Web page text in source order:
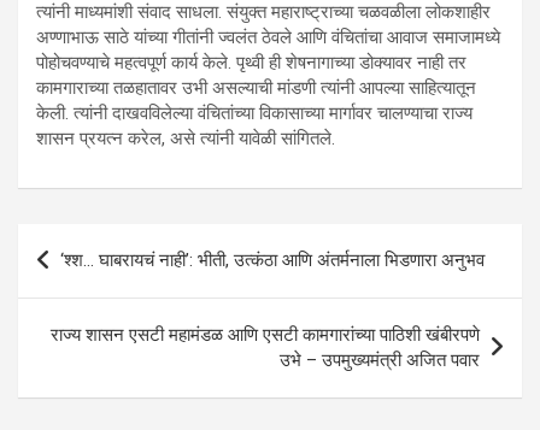
त्यांनी माध्यमांशी संवाद साधला. संयुक्त महाराष्ट्राच्या चळवळीला लोकशाहीर
अण्णाभाऊ साठे यांच्या गीतांनी ज्वलंत ठेवले आणि वंचितांचा आवाज समाजामध्ये
पोहोचवण्याचे महत्वपूर्ण कार्य केले. पृथ्वी ही शेषनागाच्या डोक्यावर नाही तर
कामगाराच्या तळहातावर उभी असल्याची मांडणी त्यांनी आपल्या साहित्यातून
केली. त्यांनी दाखवविलेल्या वंचितांच्या विकासाच्या मार्गावर चालण्याचा राज्य
शासन प्रयत्न करेल, असे त्यांनी यावेळी सांगितले.
Post
navigation
‘श्श… घाबरायचं नाही’: भीती, उत्कंठा आणि अंतर्मनाला भिडणारा अनुभव
राज्य शासन एसटी महामंडळ आणि एसटी कामगारांच्या पाठिशी खंबीरपणे
उभे – उपमुख्यमंत्री अजित पवार